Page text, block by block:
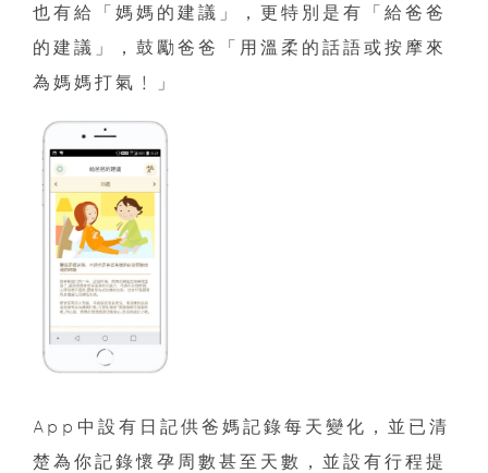
也有給「媽媽的建議」，更特別是有「給爸爸
的建議」，鼓勵爸爸「用溫柔的話語或按摩來
為媽媽打氣﹗」
App中設有日記供爸媽記錄每天變化，並已清
楚為你記錄懷孕周數甚至天數，並設有行程提